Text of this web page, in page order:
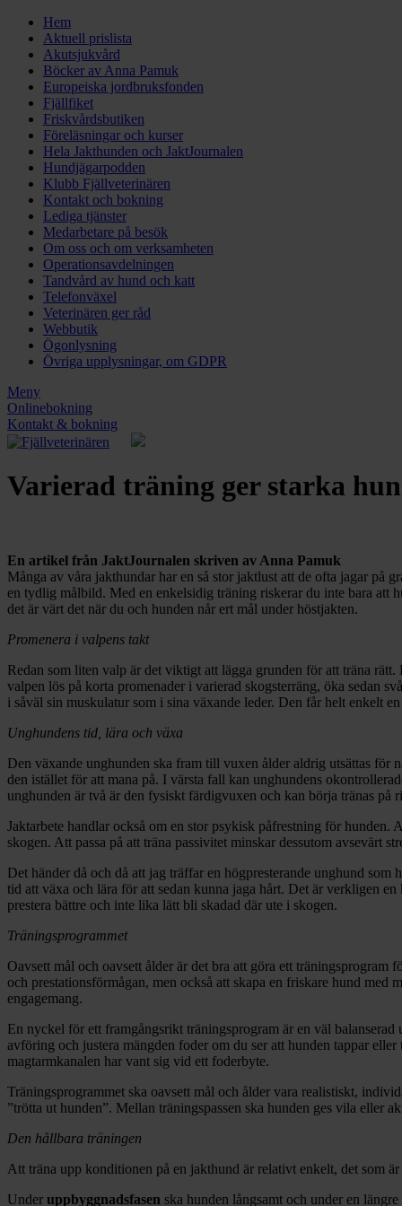
Hem
Aktuell prislista
Akutsjukvård
Böcker av Anna Pamuk
Europeiska jordbruksfonden
Fjällfiket
Friskvårdsbutiken
Föreläsningar och kurser
Hela Jakthunden och JaktJournalen
Hundjägarpodden
Klubb Fjällveterinären
Kontakt och bokning
Lediga tjänster
Medarbetare på besök
Om oss och om verksamheten
Operationsavdelningen
Tandvård av hund och katt
Telefonväxel
Veterinären ger råd
Webbutik
Ögonlysning
Övriga upplysningar, om GDPR
Meny
Onlinebokning
Kontakt & bokning
Varierad träning ger starka
En artikel från JaktJournalen skriven av Anna Pamuk
Många av våra jakthundar har en så stor jaktlust att de ofta jagar på
en tydlig målbild. Med en enkelsidig träning riskerar du inte bara att
det är värt det när du och hunden når ert mål under höstjakten.
Promenera i valpens takt
Redan som liten valp är det viktigt att lägga grunden för att träna
valpen lös på korta promenader i varierad skogsterräng, öka sedan
i såväl sin muskulatur som i sina växande leder. Den får helt enkelt
Unghundens tid, lära och växa
Den växande unghunden ska fram till vuxen ålder aldrig utsättas för
den istället för att mana på. I värsta fall kan unghundens
unghunden är två är den fysiskt färdigvuxen och kan börja tränas på
Jaktarbete handlar också om en stor psykisk påfrestning för
skogen. Att passa på att träna passivitet minskar dessutom avsevärt
Det händer då och då att jag träffar en högpresterande unghund
tid att växa och lära för att sedan kunna jaga hårt. Det är verkligen
prestera bättre och inte lika lätt bli skadad där ute i skogen.
Träningsprogrammet
Oavsett mål och oavsett ålder är det bra att göra ett
och prestationsförmågan, men också att skapa en friskare hund
engagemang.
En nyckel för ett framgångsrikt träningsprogram är en väl
avföring och justera mängden foder om du ser att hunden tappar
magtarmkanalen har vant sig vid ett foderbyte.
Träningsprogrammet ska oavsett mål och ålder vara realistiskt,
”trötta ut hunden”. Mellan träningspassen ska hunden ges vila eller
Den hållbara träningen
Att träna upp konditionen på en jakthund är relativt enkelt, det som
Under uppbyggnadsfasen ska hunden långsamt och under en